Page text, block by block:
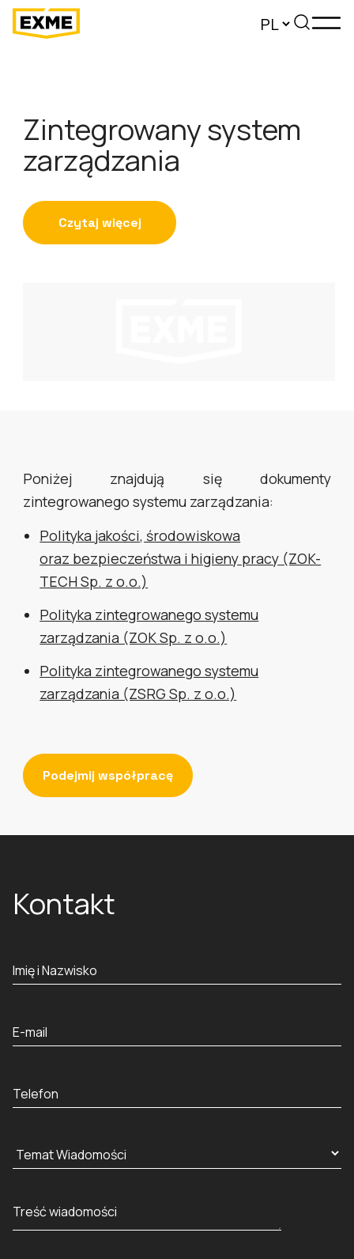
Zintegrowany system
zarządzania
Czytaj więcej
Poniżej znajdują się dokumenty
zintegrowanego systemu zarządzania:
Polityka jakości, środowiskowa
oraz bezpieczeństwa i higieny pracy (ZOK-
TECH Sp. z o.o.)
Polityka zintegrowanego systemu
zarządzania (ZOK Sp. z o.o.)
Polityka zintegrowanego systemu
zarządzania (ZSRG Sp. z o.o.)
Podejmij współpracę
Kontakt